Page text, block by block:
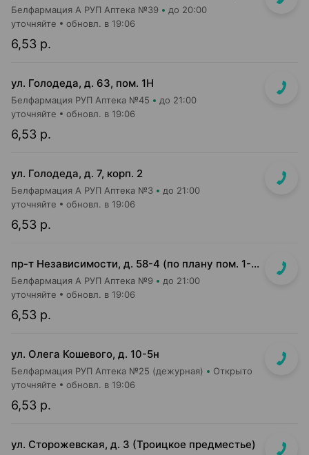
Белфармация А РУП Аптека №39 до 20:00
6,53 р.
уточняйте обновл. в 19:06
ул. Голодеда, д. 63, пом. 1Н
Белфармация РУП Аптека №45 до 21:00
6,53 р.
уточняйте обновл. в 19:06
ул. Голодеда, д. 7, корп. 2
Белфармация А РУП Аптека №3 до 21:00
6,53 р.
уточняйте обновл. в 19:06
пр-т Независимости, д. 58-4 (по плану пом. 1-7,9)<br>Общий вход с кофейней Варка (Varka) и ПОНПУШКА
Белфармация А РУП Аптека №9 до 21:00
6,53 р.
уточняйте обновл. в 19:06
ул. Олега Кошевого, д. 10-5н
Белфармация РУП Аптека №25 (дежурная) Открыто
6,53 р.
уточняйте обновл. в 19:06
ул. Сторожевская, д. 3 (Троицкое предместье)